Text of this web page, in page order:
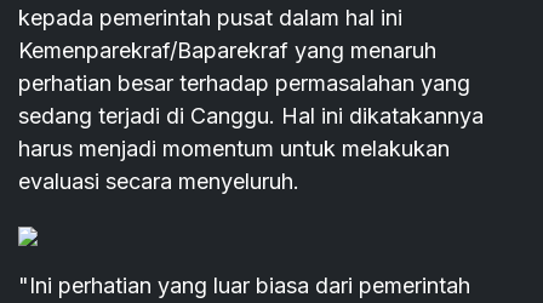
kepada pemerintah pusat dalam hal ini
Kemenparekraf/Baparekraf yang menaruh
perhatian besar terhadap permasalahan yang
sedang terjadi di Canggu. Hal ini dikatakannya
harus menjadi momentum untuk melakukan
evaluasi secara menyeluruh.
"Ini perhatian yang luar biasa dari pemerintah